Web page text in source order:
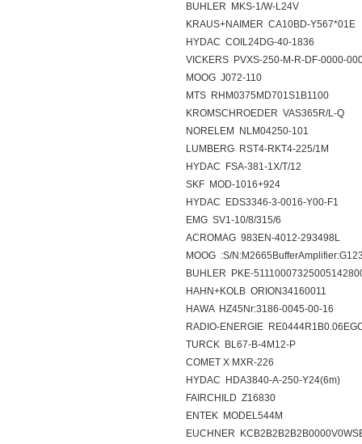
BUHLER MKS-1/W-L24V
KRAUS+NAIMER CA10BD-Y567*01E
HYDAC COIL24DG-40-1836
VICKERS PVXS-250-M-R-DF-0000-
MOOG J072-110
MTS RHM0375MD701S1B1100
KROMSCHROEDER VAS365R/L-Q
NORELEM NLM04250-101
LUMBERG RST4-RKT4-225/1M
HYDAC FSA-381-1X/T/12
SKF MOD-1016+924
HYDAC EDS3346-3-0016-Y00-F1
EMG SV1-10/8/315/6
ACROMAG 983EN-4012-293498L
MOOG :S/
BUHLER PKE-
HAHN+KOLB ORION34160011
HAWA HZ45Nr:3186-0045-00-16
RADIO-ENERGIE
TURCK BL67-B-4M12-P
COMET X MXR-226
HYDAC HDA3840-A-250-Y24(6m)
FAIRCHILD Z16830
ENTEK MODEL544M
EUCHNER